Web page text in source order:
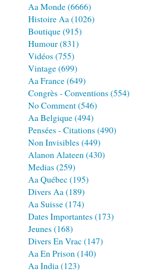
Aa Monde(6666)
Histoire Aa(1026)
Boutique(915)
Humour(831)
Vidéos (755)
Vintage(699)
Aa France(649)
Congrès - Conventions (554)
No Comment(546)
Aa Belgique(494)
Pensées - Citations (490)
Non Invisibles (449)
Alanon Alateen(430)
Medias (259)
Aa Québec (195)
Divers Aa(189)
Aa Suisse(174)
Dates Importantes (173)
Jeunes (168)
Divers En Vrac (147)
Aa En Prison(140)
Aa India(123)